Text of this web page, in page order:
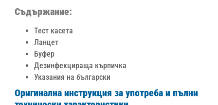
Съдържание:
Тест касета
Ланцет
Буфер
Дезинфекцираща кърпичка
Указания на български
Оригинална инструкция за употреба и пълни